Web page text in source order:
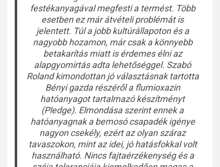
festékanyagával megfesti a termést. Több
esetben ez már átvételi problémát is
jelentett. Túl a jobb kultúrállapoton és a
nagyobb hozamon, már csak a könnyebb
betakarítás miatt is érdemes élni az
alapgyomirtás adta lehetőséggel. Szabó
Roland kimondottan jó választásnak tartotta
Bényi gazda részéről a flumioxazin
hatóanyagot tartalmazó készítményt
(Pledge). Elmondása szerint ennek a
hatóanyagnak a bemosó csapadék igénye
nagyon csekély, ezért az olyan száraz
tavaszokon, mint az idei, jó hatásfokkal volt
használható. Nincs fajtaérzékenység és a